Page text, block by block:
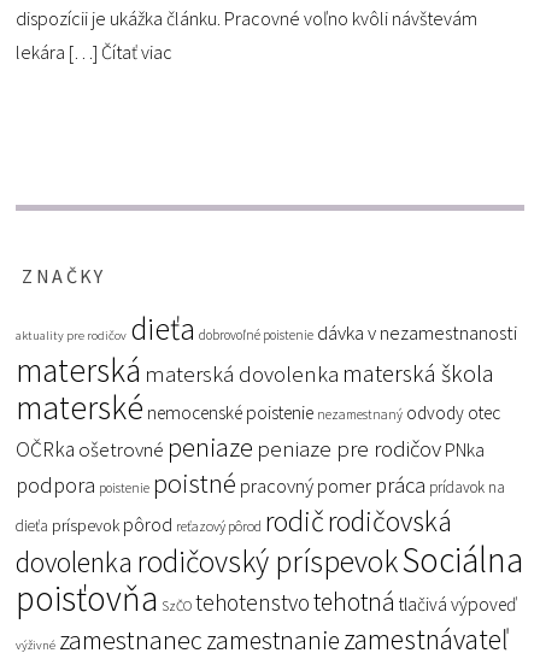
dispozícii je ukážka článku. Pracovné voľno kvôli návštevám
lekára […]Čítať viac
ZNAČKY
aktuality pre rodičov dieťa dobrovoľné poistenie dávka v nezamestnanosti
materská materská dovolenka materská škola
materské nemocenské poistenie nezamestnaný odvody otec
OČRka ošetrovné peniaze peniaze pre rodičov PNka
podpora poistenie poistné pracovný pomer práca prídavok na
dieťa príspevok pôrod reťazový pôrod rodičrodičovská
dovolenka rodičovský príspevokSociálna
poisťovňa SzČO tehotenstvotehotná tlačivá výpoveď
výživné zamestnaneczamestnaniezamestnávateľ